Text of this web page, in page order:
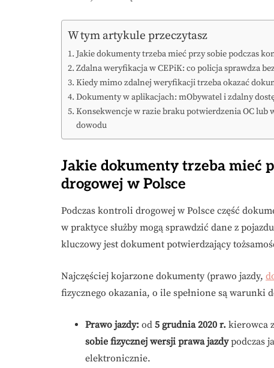
W tym artykule przeczytasz
Jakie dokumenty trzeba mieć przy sobie podczas
Zdalna weryfikacja w CEPiK: co policja sprawdza
Kiedy mimo zdalnej weryfikacji trzeba okazać
Dokumenty w aplikacjach: mObywatel i zdalny
Konsekwencje w razie braku potwierdzenia OC
dowodu
Jakie dokumenty trzeba mieć
drogowej w Polsce
Podczas kontroli drogowej w Polsce część
w praktyce służby mogą sprawdzić dane z
kluczowy jest dokument potwierdzający
Najczęściej kojarzone dokumenty (prawo jazdy,
fizycznego okazania, o ile spełnione są warunki
Prawo jazdy: od 5 grudnia 2020 r. kierowca
sobie fizycznej wersji prawa jazdypodczas
elektronicznie.